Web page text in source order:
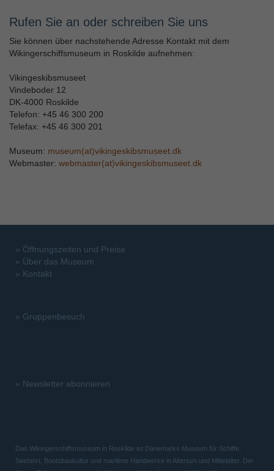
Rufen Sie an oder schreiben Sie uns
Sie können über nachstehende Adresse Kontakt mit dem
Wikingerschiffsmuseum in Roskilde aufnehmen:
Vikingeskibsmuseet
Vindeboder 12
DK-4000 Roskilde
Telefon: +45 46 300 200
Telefax: +45 46 300 201
Museum: museum(at)vikingeskibsmuseet.dk
Webmaster: webmaster(at)vikingeskibsmuseet.dk
» Öffnungszeiten und Preise
» Über das Museum
» Kontakt
» Gruppenbesuch
» Newsletter abonnieren
Das Wikingerschiffsmuseum in Roskilde ist Dänemarks Museum für Schiffe,
Seefahrt, Bootsbaukultur und maritime Handwerke in Altertum und Mittelalter. Der